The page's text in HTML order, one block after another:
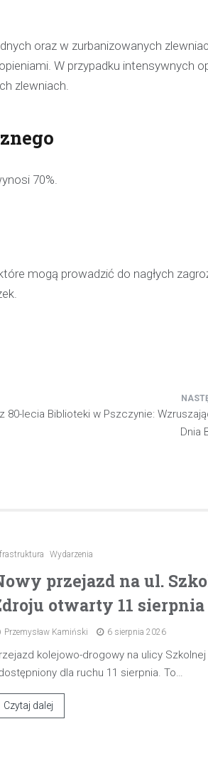
oraz w zurbanizowanych
W przypadku intensywnych
zlewniach.
70%.
mogą prowadzić do nagłych
80-lecia Biblioteki w Pszczynie:
Dnia
Wydarzenia
przejazd na ul.
otwarty 11 sierpnia
Przemysław Kamiński 6 sierpnia 2026
kolejowo-drogowy na ulicy
dla ruchu 11 sierpnia. To…
Czytaj dalej